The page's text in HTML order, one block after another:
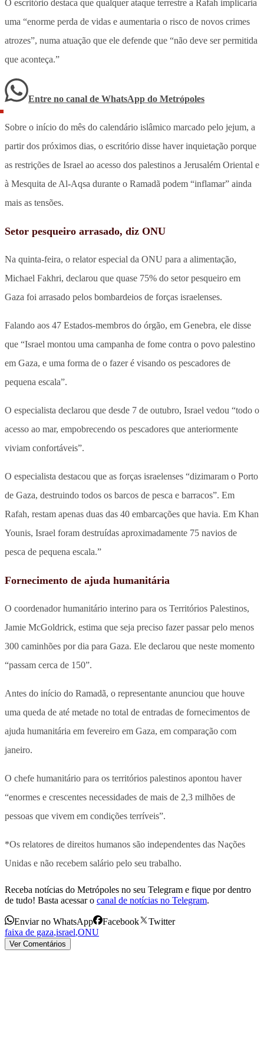
O escritório destaca que qualquer ataque terrestre a Rafah implicaria
uma “enorme perda de vidas e aumentaria o risco de novos crimes
atrozes”, numa atuação que ele defende que “não deve ser permitida
que aconteça.”
Entre no canal de WhatsApp do Metrópoles
Sobre o início do mês do calendário islâmico marcado pelo jejum, a
partir dos próximos dias, o escritório disse haver inquietação porque
as restrições de Israel ao acesso dos palestinos a Jerusalém Oriental e
à Mesquita de Al-Aqsa durante o Ramadã podem “inflamar” ainda
mais as tensões.
Setor pesqueiro arrasado, diz ONU
Na quinta-feira, o relator especial da ONU para a alimentação,
Michael Fakhri, declarou que quase 75% do setor pesqueiro em
Gaza foi arrasado pelos bombardeios de forças israelenses.
Falando aos 47 Estados-membros do órgão, em Genebra, ele disse
que “Israel montou uma campanha de fome contra o povo palestino
em Gaza, e uma forma de o fazer é visando os pescadores de
pequena escala”.
O especialista declarou que desde 7 de outubro, Israel vedou “todo o
acesso ao mar, empobrecendo os pescadores que anteriormente
viviam confortáveis”.
O especialista destacou que as forças israelenses “dizimaram o Porto
de Gaza, destruindo todos os barcos de pesca e barracos”. Em
Rafah, restam apenas duas das 40 embarcações que havia. Em Khan
Younis, Israel foram destruídas aproximadamente 75 navios de
pesca de pequena escala.”
Fornecimento de ajuda humanitária
O coordenador humanitário interino para os Territórios Palestinos,
Jamie McGoldrick, estima que seja preciso fazer passar pelo menos
300 caminhões por dia para Gaza. Ele declarou que neste momento
“passam cerca de 150”.
Antes do início do Ramadã, o representante anunciou que houve
uma queda de até metade no total de entradas de fornecimentos de
ajuda humanitária em fevereiro em Gaza, em comparação com
janeiro.
O chefe humanitário para os territórios palestinos apontou haver
“enormes e crescentes necessidades de mais de 2,3 milhões de
pessoas que vivem em condições terríveis”.
*Os relatores de direitos humanos são independentes das Nações
Unidas e não recebem salário pelo seu trabalho.
Receba notícias do Metrópoles no seu Telegram e fique por dentro
de tudo! Basta acessar o canal de notícias no Telegram.
Enviar no WhatsApp Facebook
Twitter
faixa de gaza,israel,ONU
Ver Comentários